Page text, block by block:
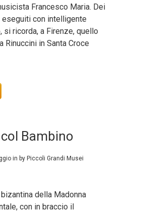
Francesco Maria. Dei
eseguiti con intelligente
si ricorda, a Firenze, quello
Rinuccini in Santa Croce
Bambino
in by Piccoli Grandi Musei
bizantina della Madonna
con in braccio il